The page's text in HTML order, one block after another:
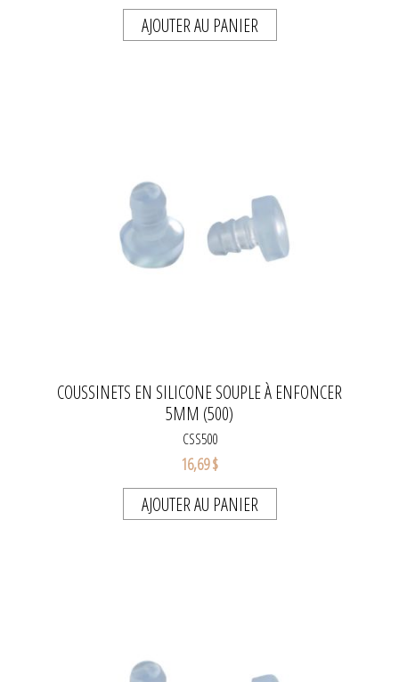
AJOUTER AU PANIER
COUSSINETS EN SILICONE SOUPLE À ENFONCER
5MM (500)
CSS500
16,69 $
AJOUTER AU PANIER